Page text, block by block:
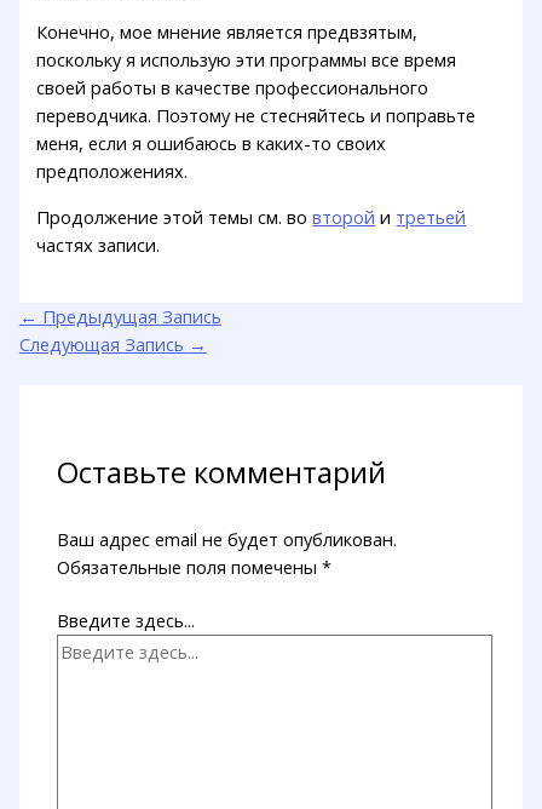
Конечно, мое мнение является предвзятым,
поскольку я использую эти программы все время
своей работы в качестве профессионального
переводчика. Поэтому не стесняйтесь и поправьте
меня, если я ошибаюсь в каких-то своих
предположениях.
Продолжение этой темы см. вовторой и третьей
частях записи.
← Предыдущая Запись
Следующая Запись →
Оставьте комментарий
Ваш адрес email не будет опубликован.
Обязательные поля помечены*
Введите здесь...